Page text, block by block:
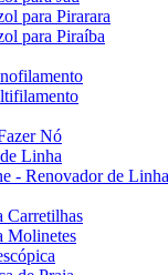
para Pirarara
para Piraíba
Nó
Linha
- Renovador de
Carretilhas
Molinetes